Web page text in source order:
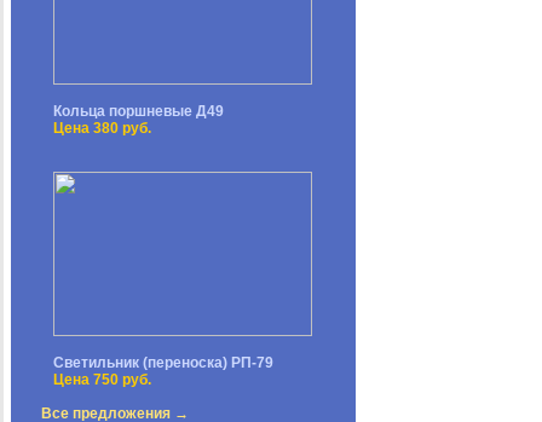
Кольца поршневые Д49
Цена 380 руб.
Светильник (переноска) РП-79
Цена 750 руб.
Все предложения →